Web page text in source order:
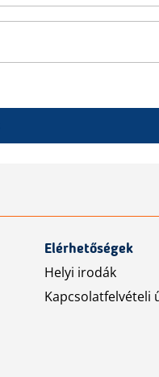
Elérhetőségek
Helyi irodák
Kapcsolatfelvételi